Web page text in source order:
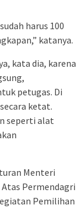
harus 100
katanya.
kata dia, karena
petugas. Di
ketat.
seperti alat
Menteri
Permendagri
Pemilihan